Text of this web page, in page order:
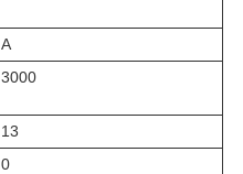
А
3000
13
0